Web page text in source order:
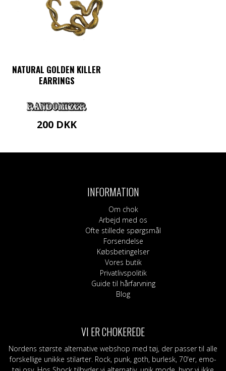
NATURAL GOLDEN KILLER
EARRINGS
200 DKK
INFORMATION
Om chok
Arbejd med os
Ofte stillede spørgsmål
Forsendelse
Købsbetingelser
Vores butik
Privatlivspolitik
Guide til hårfarvning
Blog
VI ER CHOKEREDE
Nordens største alternative webshop med tøj, der passer til alle
forskellige unikke stilarter. Rock, punk, goth, burlesk, 70'er, emo-